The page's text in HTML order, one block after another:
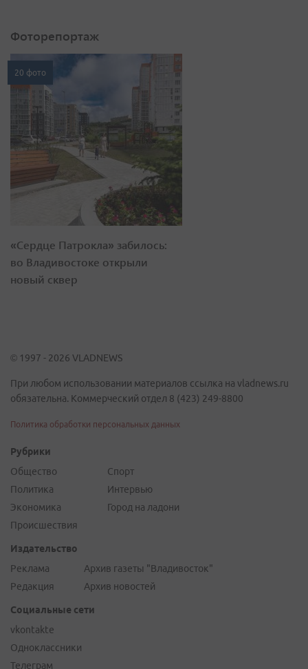
Фоторепортаж
20 фото
«Сердце Патрокла» забилось:
во Владивостоке открыли
новый сквер
© 1997 - 2026 VLADNEWS
При любом использовании материалов ссылка на vladnews.ru
обязательна. Коммерческий отдел 8 (423) 249-8800
Политика обработки персональных данных
Рубрики
Общество
Политика
Экономика
Происшествия
Спорт
Интервью
Город на ладони
Издательство
Реклама
Редакция
Архив газеты "Владивосток"
Архив новостей
Социальные сети
vkontakte
Одноклассники
Телеграм